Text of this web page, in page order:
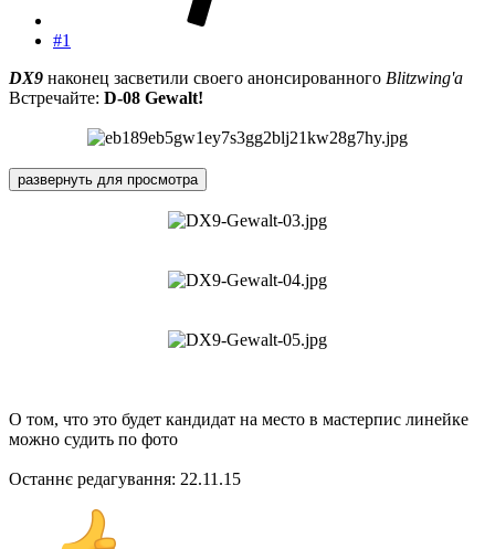
#1
DX9 наконец засветили своего анонсированного Blitzwing'а
Встречайте: D-08 Gewalt!
развернуть для просмотра
О том, что это будет кандидат на место в мастерпис линейке
можно судить по фото
Останнє редагування: 22.11.15